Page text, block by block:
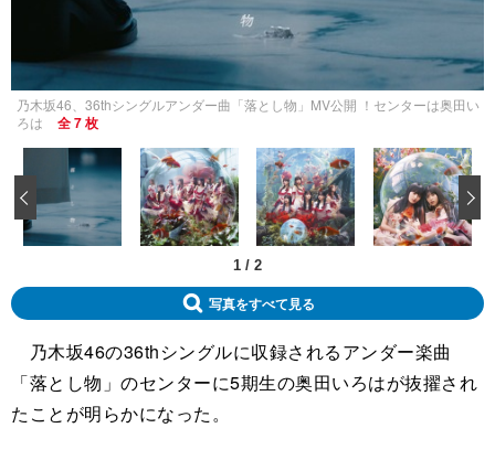
乃木坂46、36thシングルアンダー曲「落とし物」MV公開 ！センターは奥田い
ろは
全 7 枚
1 / 2
‹
写真をすべて見る
乃木坂46の36thシングルに収録されるアンダー楽曲
「落とし物」のセンターに5期生の奥田いろはが抜擢され
たことが明らかになった。